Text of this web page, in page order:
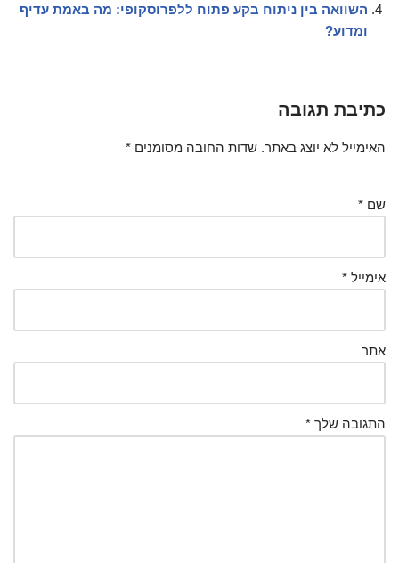
השוואה בין ניתוח בקע פתוח ללפרוסקופי: מה באמת עדיף
ומדוע?
כתיבת תגובה
האימייל לא יוצג באתר. שדות החובה מסומנים *
שם *
אימייל *
אתר
התגובה שלך *